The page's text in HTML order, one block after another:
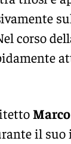
corso
il suo